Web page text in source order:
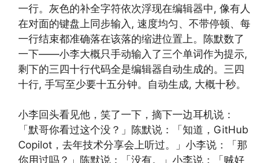
一行。灰色的补全字符依次浮现在编辑器中, 像有人
在对面的键盘上同步输入, 速度均匀、不带停顿、每
一行结束都准确落在该落的缩进位置上。陈默数了
一下——小李大概只手动输入了三个单词作为提示,
剩下的三四十行代码全是编辑器自动生成的。三四
十行, 手写至少要十五分钟。自动生成, 大概十秒。
小李回头看见他，笑了一下，摘下一边耳机说：
「默哥你看过这个没？」陈默说：「知道，GitHub
Copilot，去年技术分享会上听过。」小李说：「那
你用过吗？」陈默说：「没有。」小李说：「贼好